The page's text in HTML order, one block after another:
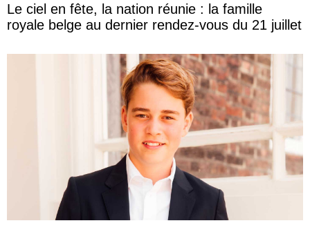
Le ciel en fête, la nation réunie : la famille
royale belge au dernier rendez-vous du 21 juillet